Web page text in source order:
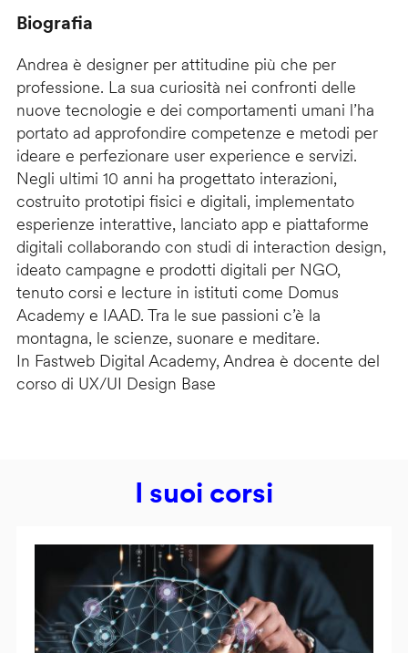
Biografia
Andrea è designer per attitudine più che per
professione. La sua curiosità nei confronti delle
nuove tecnologie e dei comportamenti umani l’ha
portato ad approfondire competenze e metodi per
ideare e perfezionare user experience e servizi.
Negli ultimi 10 anni ha progettato interazioni,
costruito prototipi fisici e digitali, implementato
esperienze interattive, lanciato app e piattaforme
digitali collaborando con studi di interaction design,
ideato campagne e prodotti digitali per NGO,
tenuto corsi e lecture in istituti come Domus
Academy e IAAD. Tra le sue passioni c’è la
montagna, le scienze, suonare e meditare.
In Fastweb Digital Academy, Andrea è docente del
corso di UX/UI Design Base
I suoi corsi